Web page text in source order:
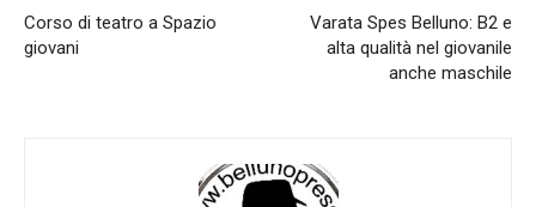
Corso di teatro a Spazio
giovani
Varata Spes Belluno: B2 e
alta qualità nel giovanile
anche maschile